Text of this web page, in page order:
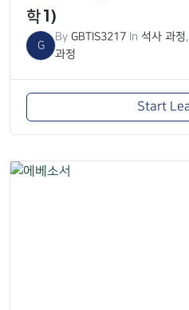
학 1)
G
By GBTIS3217 In 석사 과정
과정
Start